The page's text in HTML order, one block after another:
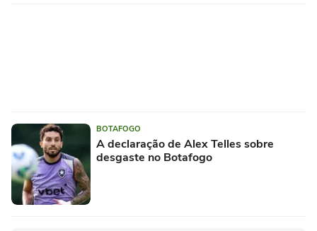
BOTAFOGO
A declaração de Alex Telles sobre
desgaste no Botafogo